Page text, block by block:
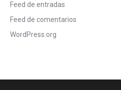
Feed de entradas
Feed de comentarios
WordPress.org